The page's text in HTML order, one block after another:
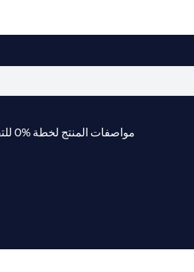
مواصفات المنتج لخطة %0 للتقسيط السهل